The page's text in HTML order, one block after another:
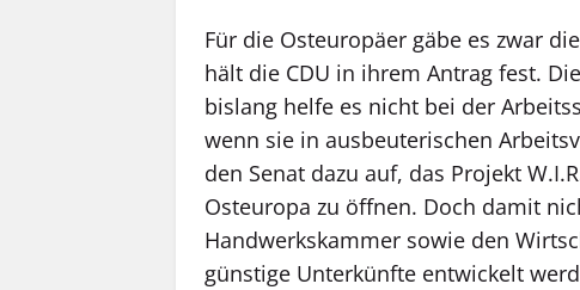
Für die Osteuropäer gäbe es zwar
hält die CDU in ihrem Antrag fest.
bislang helfe es nicht bei der
wenn sie in ausbeuterischen
den Senat dazu auf, das Projekt
Osteuropa zu öffnen. Doch damit
Handwerkskammer sowie den
günstige Unterkünfte entwickelt